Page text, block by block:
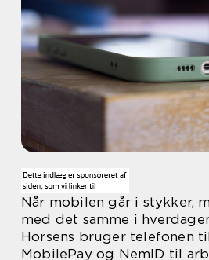
Når mobilen går i stykker,
med det samme i
Horsens bruger telefonen
MobilePay og NemID til